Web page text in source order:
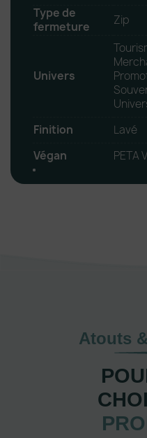
Type de
fermeture
Zip
Univers
Finition
Lavé
Végan
PETA
Atouts